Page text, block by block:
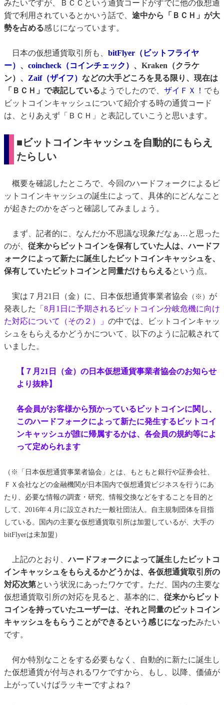
みたいですが、ＢＣＣという通貨コードがすでに他の仮想通
貨で利用されているとかいう話で、 途中から「ＢＣＨ」が大
勢を占める感じになっています。
日本の仮想通貨取引所も、 bitFlyer（ビットフライヤ
ー） 、 coincheck（コインチェック） 、Kraken（クラケ
ン）、 Zaif（ザイフ） などの大手どころを見る限り、現在は
「ＢＣＨ」で表記しているようでしたので、 ザイＦＸ！ でも
ビットコインキャッシュについて紹介する時の通貨コード
は、とりあえず「ＢＣＨ」と表記していこうと思います。
■ビットコインキャッシュを自動的にもらえ
たらしい
概要を確認したところで、今回のハードフォークによるビ
ットコインキャッシュの誕生によって、具体的にどんなこと
が起きたのかをざっと確認してみましょう。
まず、記者的に、なんだか不思議な現象だなぁ…と思った
のが、 従来からビットコインを保有していた人は、ハードフ
ォークによって新たに誕生したビットコインキャッシュを、
保有していたビットコインと同量だけもらえるという点。
実は７月21日（金）に、日本仮想通貨事業者協会 （※） が
発表した
「8月1日に予期されるビットコイン分岐危機に向け
た対応について（その２）」 の中では、ビットコインキャッ
シュをもらえるかどうかについて、以下のように記載されて
いました。
【７月21日（金）の日本仮想通貨事業者協会のお知らせ
より抜粋】
各会員がお客様から預かっているビットコインに関し、
このハードフォークによって新たに発生するビットコイ
ンキャッシュが誰に帰属するかは、各会員の規約等によ
って定められます
（※「日本仮想通貨事業者協会」とは、もともと銀行や証券会社、
ＦＸ会社などの金融機関が日本国内で仮想通貨ビジネスを行うにあ
たり、必要な情報の調査・研究、情報交換などをすることを目的と
して、2016年４月に設立された一般社団法人。自主規制団体を目指
している。国内の主要な仮想通貨取引所は加盟しているが、大手の
bitFlyerは未加盟）
上記のとおり、ハードフォークによって誕生したビットコ
インキャッシュをもらえるかどうかは、各仮想通貨取引所の
対応次第という状況にあったワケです。ただ、国内の主要な
仮想通貨取引所の対応を見ると、基本的に、 従来からビット
コインを持っていたユーザーは、それと同量のビットコイン
キャッシュをもらうことができるという感じになったみたい
です。
何か特別なことをする必要もなく、自動的に新たに誕生し
た仮想通貨が付与されるワケですから、もし、以降、価値が
上がっていけばラッキーですよね？